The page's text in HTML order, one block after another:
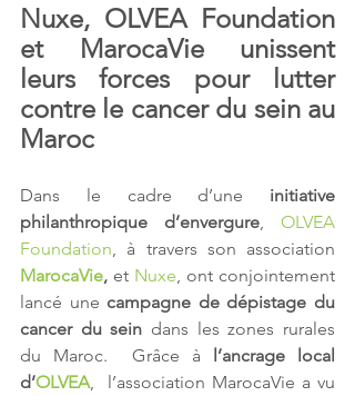
Nuxe, OLVEA Foundation
et MarocaVie unissent
leurs forces pour lutter
contre le cancer du sein au
Maroc
Dans le cadre d’une initiative
philanthropique d’envergure
OLVEA
Foundation
MarocaVie, et Nuxe , ont conjointement
lancé une campagne de dépistage du
cancer du sein dans les zones rurales
du Maroc.  Grâce à l’ancrage local
d’OLVEA ,  l’association MarocaVie a vu